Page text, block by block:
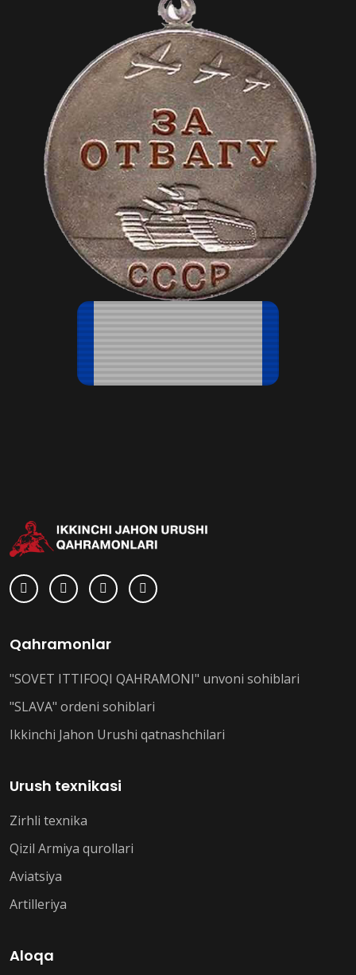
Qahramonlar
"SOVET ITTIFOQI QAHRAMONI" unvoni sohiblari
"SLAVA" ordeni sohiblari
Ikkinchi Jahon Urushi qatnashchilari
Urush texnikasi
Zirhli texnika
Qizil Armiya qurollari
Aviatsiya
Artilleriya
Aloqa